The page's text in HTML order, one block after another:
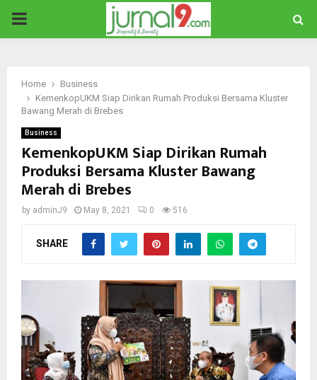
PRIMARY
Home
Business
KemenkopUKM Siap Dirikan Rumah Produksi Bersama Kluster
Bawang Merah di Brebes
Business
KemenkopUKM Siap Dirikan Rumah
Produksi Bersama Kluster Bawang
Merah di Brebes
by adminJ9 May 8, 2021 0 516
SHARE